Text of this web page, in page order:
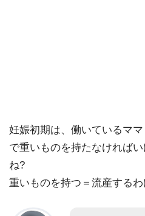
妊娠初期は、働いているマ
で重いものを持たなければ
ね?
重いものを持つ＝流産するわ